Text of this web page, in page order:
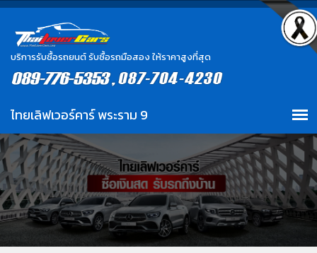
บริการรับซื้อรถยนต์ รับซื้อรถมือสอง ให้ราคาสูงที่สุด